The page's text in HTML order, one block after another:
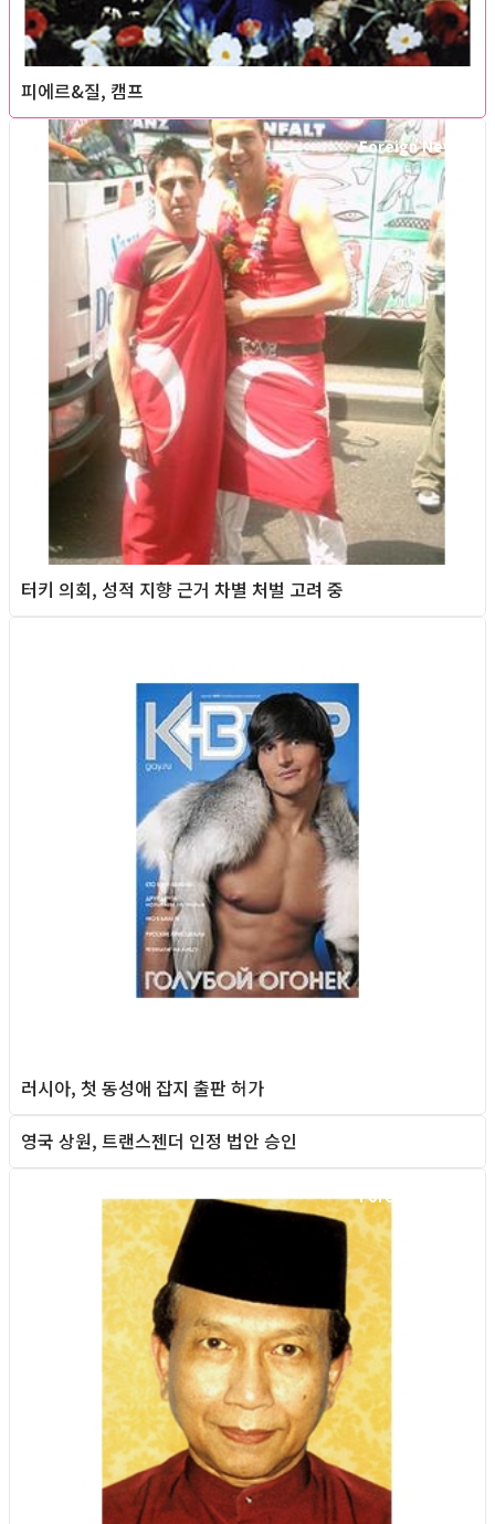
피에르&질, 캠프
Foreign News
터키 의회, 성적 지향 근거 차별 처벌 고려 중
러시아, 첫 동성애 잡지 출판 허가
영국 상원, 트랜스젠더 인정 법안 승인
Foreign News